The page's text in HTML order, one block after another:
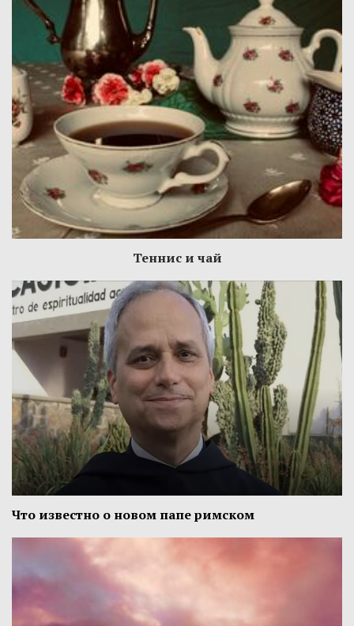
Теннис и чай
Что известно о новом папе римском